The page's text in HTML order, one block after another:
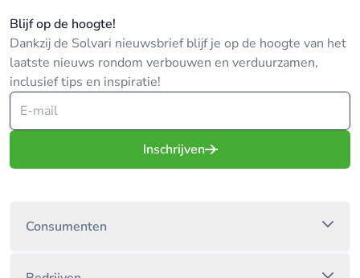
Blijf op de hoogte!
Dankzij de Solvari nieuwsbrief blijf je op de hoogte van het
laatste nieuws rondom verbouwen en verduurzamen,
inclusief tips en inspiratie!
Inschrijven
Consumenten